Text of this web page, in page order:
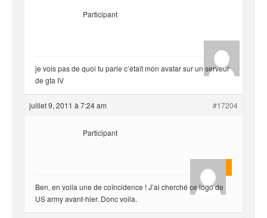
hjf
Participant
je vois pas de quoi tu parle c’était mon avatar sur un serveur
de gta IV
juillet 9, 2011 à 7:24 am #17204
King222
Participant
Ben, en voila une de coïncidence ! J’ai cherché ce logo de
US army avant-hier. Donc voila.